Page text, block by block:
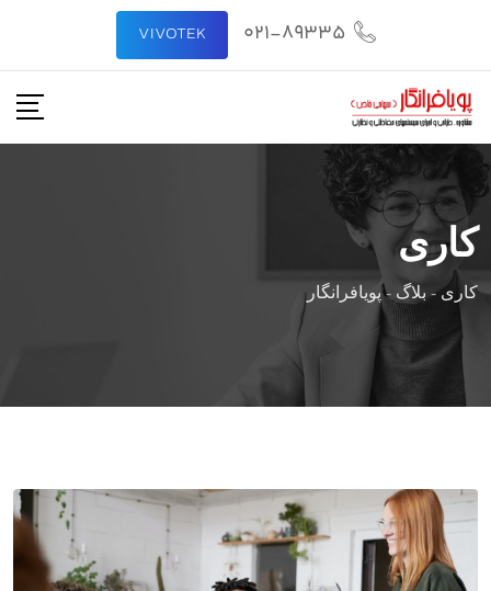
021-89335
VIVOTEK
کاری
کاری- بلاگ -پویافرانگار